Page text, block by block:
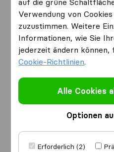
auf die grüne
Verwendung von
zuzustimmen. Weitere
Informationen, wie Sie
jederzeit ändern können,
Cookie-Richtlinien.
Alle Cookies
Optionen
Erforderlich (2)
Wo wohnen
wo ziehen
Ich ziehevon
Ich ziehenach